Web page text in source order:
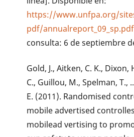
https://www.unfpa.org/
pdf/annualreport_09_sp.pdf
consulta: 6 de septiembre
Gold, J., Aitken, C. K., Dixon,
C., Guillou, M., Spelman, T.,
E. (2011). Randomised
mobile advertised
mobilead vertising to